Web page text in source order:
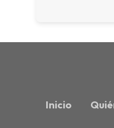
Inicio